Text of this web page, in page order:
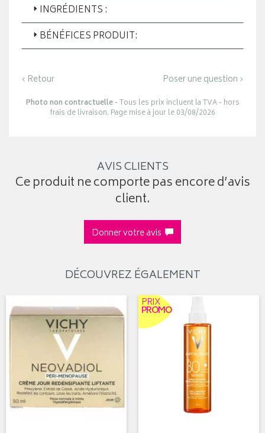
INGRÉDIENTS :
BÉNÉFICES PRODUIT:
‹ Retour Poser une question ›
Photo non contractuelle- Tous les prix incluent la TVA - hors
frais de livraison. Page mise à jour le 03/08/2026
AVIS CLIENTS
Ce produit ne comporte pas encore d’avis
client.
Donner votre avis
DÉCOUVREZ ÉGALEMENT
PRIX
PROMO